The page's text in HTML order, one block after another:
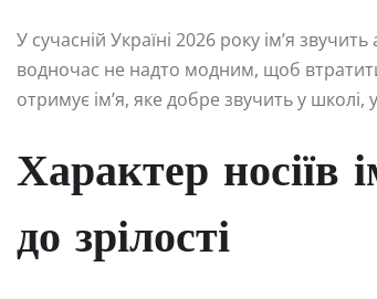
У сучасній Україні 2026 року ім’я
водночас не надто модним, щоб
отримує ім’я, яке добре звучить у школі,
Характер носіїв
до зрілості